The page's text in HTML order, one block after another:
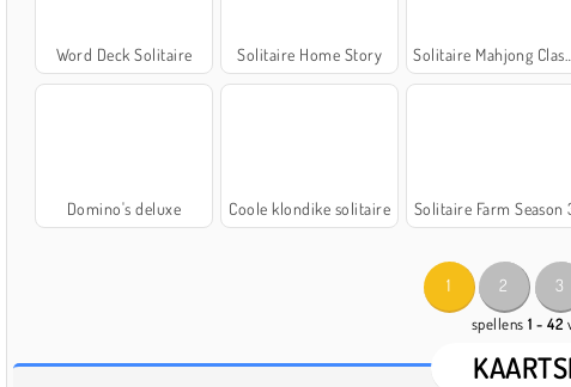
Word Deck Solitaire Solitaire Home Story Solitaire Mahjong Classic
Domino's deluxe Coole klondike solitaire Solitaire Farm Season
1 2 3
spellens1 - 42